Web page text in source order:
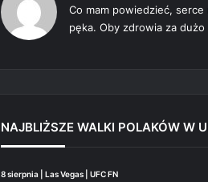
Co mam powiedzieć, serce
pęka. Oby zdrowia za
NAJBLIŻSZE WALKI POLAKÓW W
8 sierpnia | Las Vegas | UFC FN